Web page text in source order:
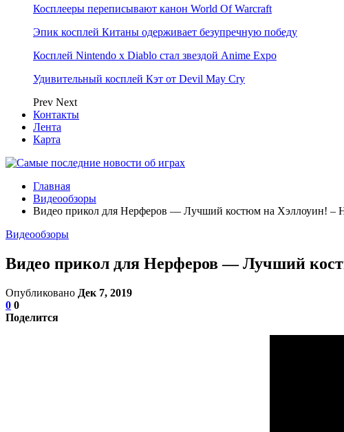
Косплееры переписывают канон World Of Warcraft
Эпик косплей Китаны одерживает безупречную победу
Косплей Nintendo x Diablo стал звездой Anime Expo
Удивительный косплей Кэт от Devil May Cry
Prev Next
Контакты
Лента
Карта
Главная
Видеообзоры
Видео прикол для Нерферов — Лучший костюм на Хэллоуин! –
Видеообзоры
Видео прикол для Нерферов — Лучший
Опубликовано Дек 7, 2019
0 0
Поделится